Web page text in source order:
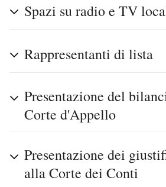
Spazi su radio e TV
Rappresentanti di lista
Presentazione del
Corte d'Appello
Presentazione dei
alla Corte dei Conti